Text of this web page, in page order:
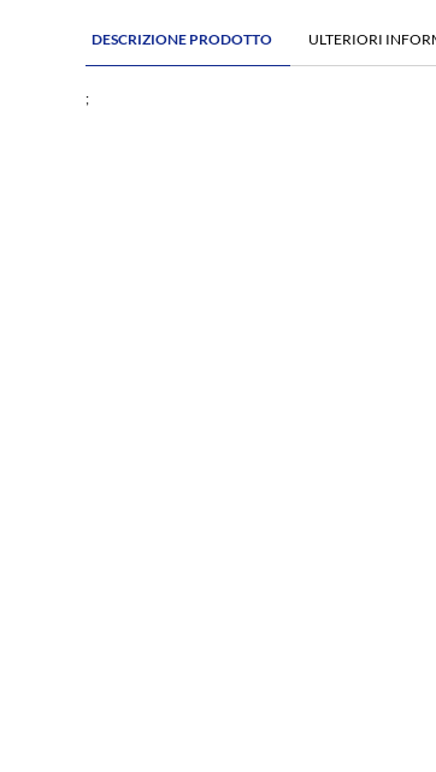
DESCRIZIONE PRODOTTO ULTERIORI
;